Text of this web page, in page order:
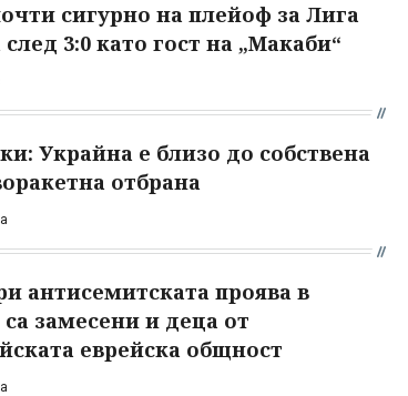
сигурно на плейоф за Лига
3:0 като гост на „Макаби“
Украйна е близо до собствена
отбрана
антисемитската проява в
са замесени и деца от
еврейска общност